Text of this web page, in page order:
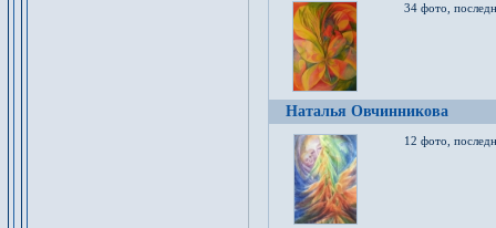
34 фото,
Наталья Овчинникова
12 фото,